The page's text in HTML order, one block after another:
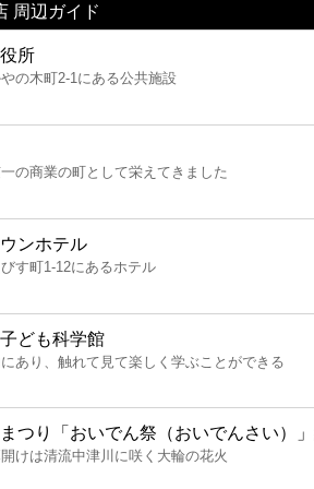
周辺ガイド
所
の木町2-1にある公共施設
の商業の町として栄えてきました
ンホテル
す町1-12にあるホテル
ども科学館
あり、触れて見て楽しく学ぶことができる
つり「おいでん祭（おいでんさい）
けは清流中津川に咲く大輪の花火